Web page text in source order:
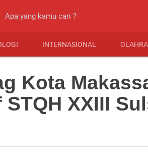
INTERNASIONAL
Kota
STQH XXIII